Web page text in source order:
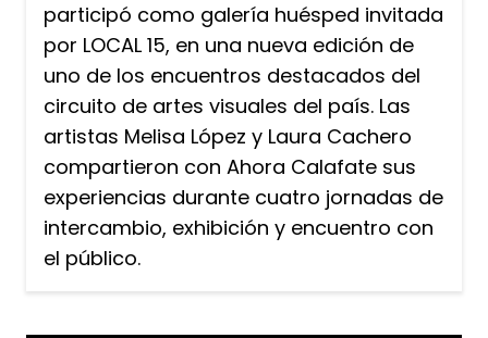
participó como galería huésped invitada
por LOCAL 15, en una nueva edición de
uno de los encuentros destacados del
circuito de artes visuales del país. Las
artistas Melisa López y Laura Cachero
compartieron con Ahora Calafate sus
experiencias durante cuatro jornadas de
intercambio, exhibición y encuentro con
el público.